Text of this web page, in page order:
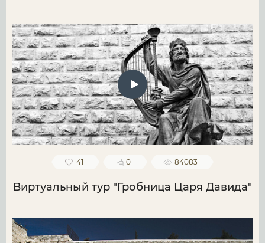
41 0 84083
Виртуальный тур "Гробница Царя Давида"